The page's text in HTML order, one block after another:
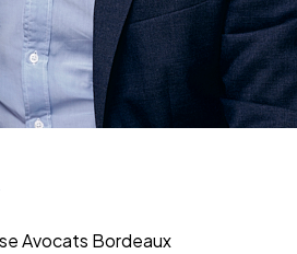
Avocats Bordeaux